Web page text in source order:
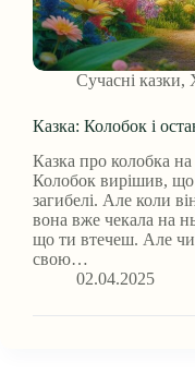
Сучасні казки,
Казка: Колобок і
Казка про колобка
Колобок вирішив, що
загибелі. Але коли
вона вже чекала на
що ти втечеш. Але чи
свою…
02.04.2025